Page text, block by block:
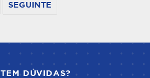
SEGUINTE
TEM DÚVIDAS?